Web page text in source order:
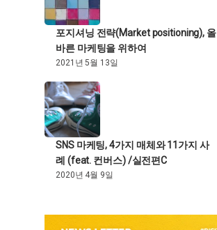
포지셔닝 전략(Market positioning), 올
바른 마케팅을 위하여
2021년 5월 13일
SNS 마케팅, 4가지 매체와 11가지 사
례 (feat. 컨버스) /실전편C
2020년 4월 9일